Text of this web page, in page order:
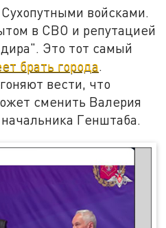
войсками.
в СВО и репутацией
Это тот самый
брать города.
вести, что
сменить Валерия
Генштаба.